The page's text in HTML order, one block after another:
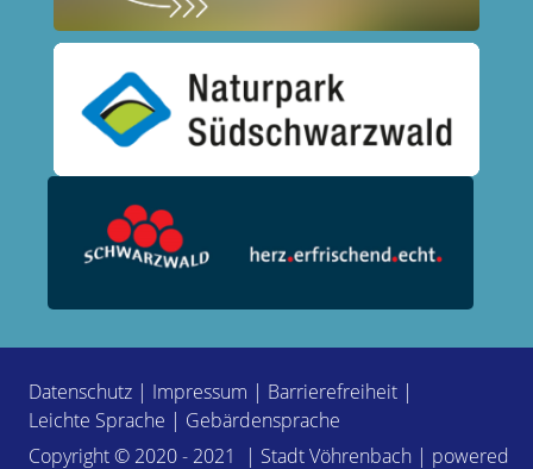
Datenschutz | Impressum | Barrierefreiheit |
Leichte Sprache | Gebärdensprache
Copyright © 2020 - 2021 | Stadt Vöhrenbach | powered